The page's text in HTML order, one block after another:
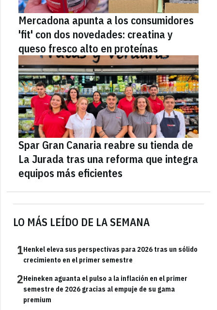
LO MÁS LEÍDO DE LA SEMANA
1Henkel eleva sus perspectivas para 2026 tras un sólido
crecimiento en el primer semestre
2Heineken aguanta el pulso a la inflación en el primer
semestre de 2026 gracias al empuje de su gama
premium
Mercadona apunta a los consumidores
'fit' con dos novedades: creatina y
queso fresco alto en proteínas
Spar Gran Canaria reabre su tienda de
La Jurada tras una reforma que integra
equipos más eficientes